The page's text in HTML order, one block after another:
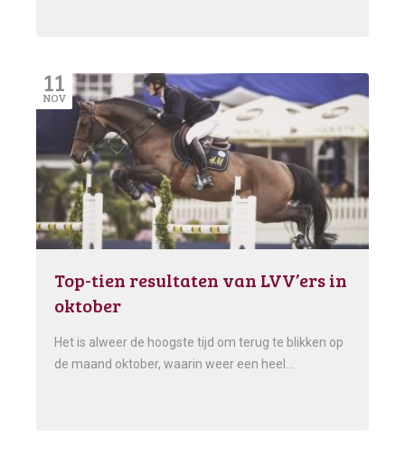
11
NOV
Top-tien resultaten van LVV’ers in
oktober
Het is alweer de hoogste tijd om terug te blikken op
de maand oktober, waarin weer een heel…